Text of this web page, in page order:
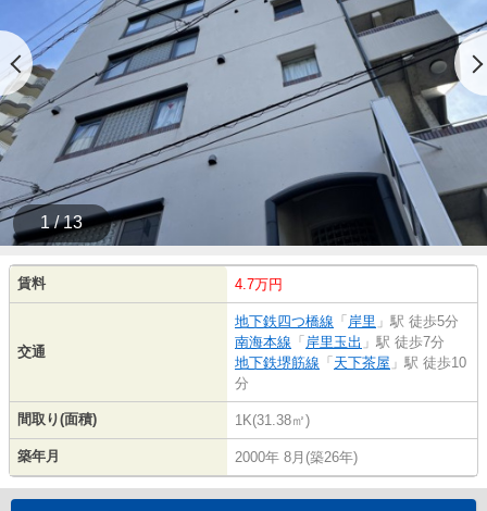
1 / 13
賃料 4.7万円
交通
地下鉄四つ橋線 「 岸里 」駅 徒歩5分
南海本線 「 岸里玉出 」駅 徒歩7分
地下鉄堺筋線 「 天下茶屋 」駅 徒歩10
分
間取り(面積) 1K(31.38㎡)
築年月 2000年 8月(築26年)